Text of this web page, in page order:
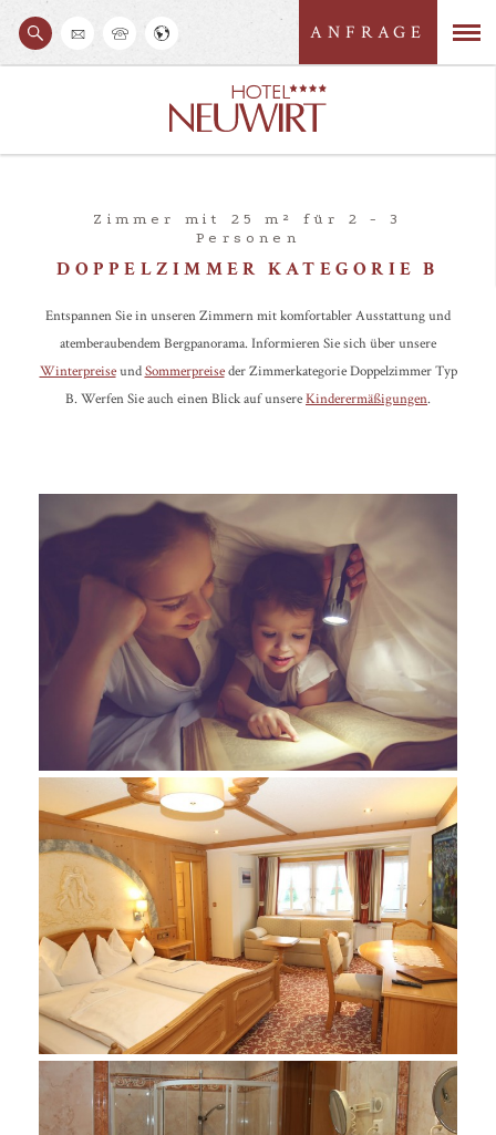
S
u
c
h
e
ANFRAGE
M
e
Zimmer mit 25 m² für 2 - 3
Personen
DOPPELZIMMER KATEGORIE B
Entspannen Sie in unseren Zimmern mit komfortabler Ausstattung und
atemberaubendem Bergpanorama. Informieren Sie sich über unsere
WinterpreiseundSommerpreiseder Zimmerkategorie Doppelzimmer Typ
B. Werfen Sie auch einen Blick auf unsereKinderermäßigungen.